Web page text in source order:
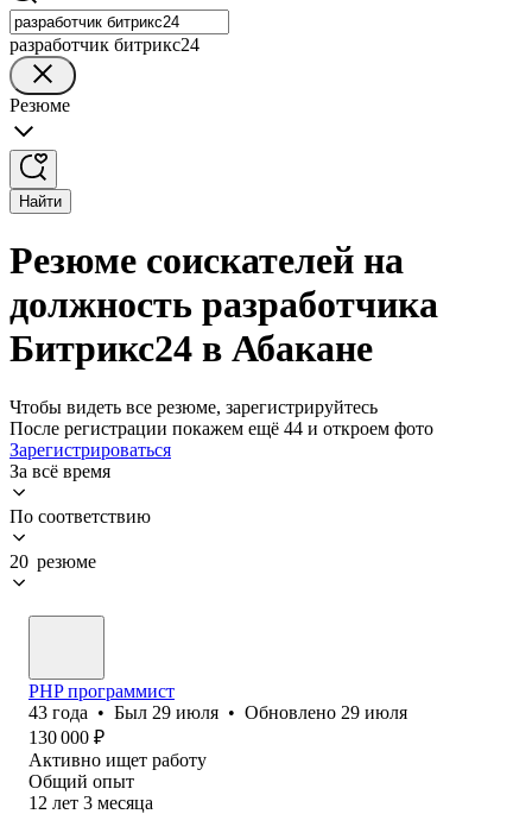
разработчик битрикс24
Резюме
Найти
Резюме соискателей на
должность разработчика
Битрикс24 в Абакане
Чтобы видеть все резюме, зарегистрируйтесь
После регистрации покажем ещё 44 и откроем фото
Зарегистрироваться
За всё время
По соответствию
20 резюме
PHP программист
43 года • Был 29 июля • Обновлено 29 июля
130 000 ₽
Активно ищет работу
Общий опыт
12 лет 3 месяца